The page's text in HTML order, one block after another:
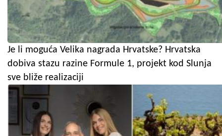
Je li moguća Velika nagrada Hrvatske? Hrvatska
dobiva stazu razine Formule 1, projekt kod Slunja
sve bliže realizaciji